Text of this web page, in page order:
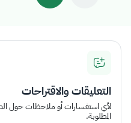
التعليقات والاقتراحات
لأي استفسارات أو ملاحظات حول
المطلوبة.